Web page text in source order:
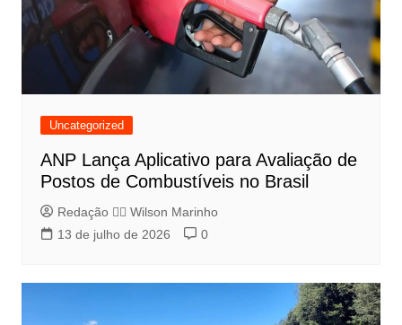
Uncategorized
ANP Lança Aplicativo para Avaliação de
Postos de Combustíveis no Brasil
Redação 👨‍⚖️​ Wilson Marinho
13 de julho de 2026
0